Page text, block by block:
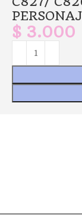
$ 3.000